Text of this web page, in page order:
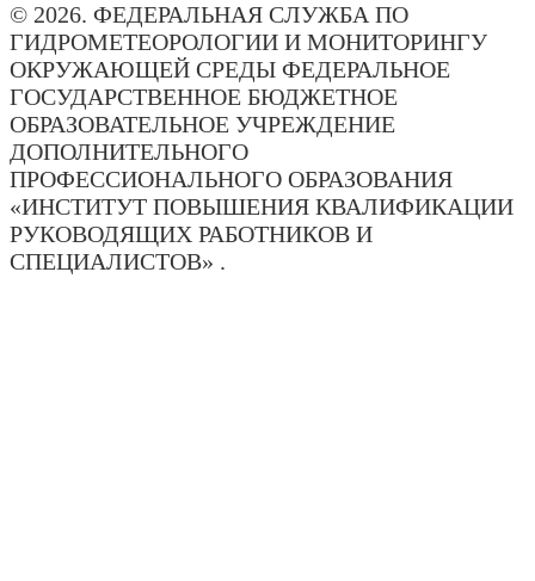
© 2026. ФЕДЕРАЛЬНАЯ СЛУЖБА ПО
ГИДРОМЕТЕОРОЛОГИИ И МОНИТОРИНГУ
ОКРУЖАЮЩЕЙ СРЕДЫ ФЕДЕРАЛЬНОЕ
ГОСУДАРСТВЕННОЕ БЮДЖЕТНОЕ
ОБРАЗОВАТЕЛЬНОЕ УЧРЕЖДЕНИЕ
ДОПОЛНИТЕЛЬНОГО
ПРОФЕССИОНАЛЬНОГО ОБРАЗОВАНИЯ
«ИНСТИТУТ ПОВЫШЕНИЯ КВАЛИФИКАЦИИ
РУКОВОДЯЩИХ РАБОТНИКОВ И
СПЕЦИАЛИСТОВ» .